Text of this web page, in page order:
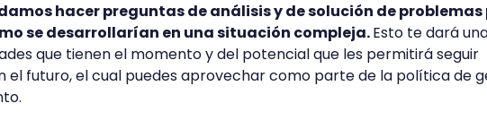
hacer preguntas de análisis y de solución de
se desarrollarían en una situación compleja.Esto te dará
que tienen el momento y del potencial que les permitirá seguir
el futuro, el cual puedes aprovechar como parte de la política de